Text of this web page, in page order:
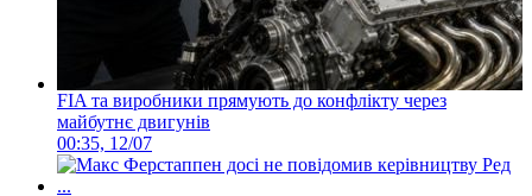
FIA та виробники прямують до конфлікту через
майбутнє двигунів
00:35, 12/07